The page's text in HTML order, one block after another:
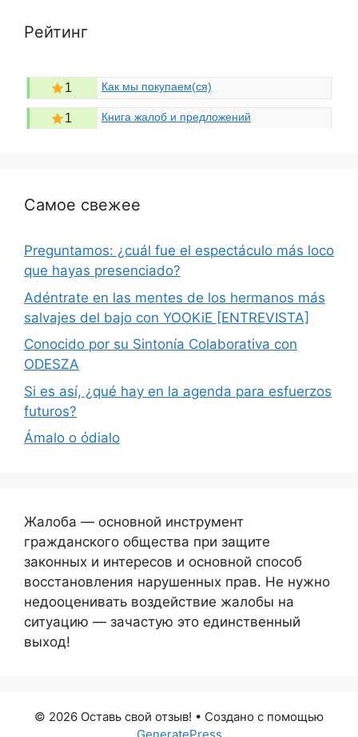
Рейтинг
1 Как мы покупаем(ся)
1 Книга жалоб и предложений
Самое свежее
Preguntamos: ¿cuál fue el espectáculo más loco
que hayas presenciado?
Adéntrate en las mentes de los hermanos más
salvajes del bajo con YOOKiE [ENTREVISTA]
Conocido por su Sintonía Colaborativa con
ODESZA
Si es así, ¿qué hay en la agenda para esfuerzos
futuros?
Ámalo o ódialo
Жалоба — основной инструмент
гражданского общества при защите
законных и интересов и основной способ
восстановления нарушенных прав. Не нужно
недооценивать воздействие жалобы на
ситуацию — зачастую это единственный
выход!
© 2026 Оставь свой отзыв! • Создано с помощью